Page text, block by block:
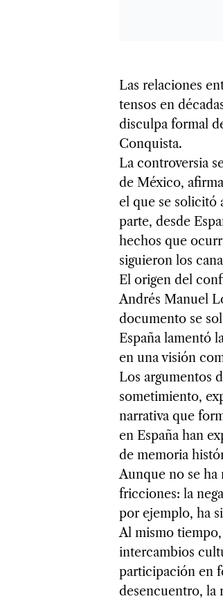
Las relaciones
tensos en
disculpa formal
Conquista.
La controversia
de México,
el que se solicitó
parte, desde
hechos que
siguieron los
El origen del
Andrés Manuel
documento se
España lamentó
en una visión
Los argumentos
sometimiento,
narrativa que
en España han
de memoria
Aunque no se
fricciones: la
por ejemplo, ha
Al mismo tiempo,
intercambios
participación en
desencuentro, la